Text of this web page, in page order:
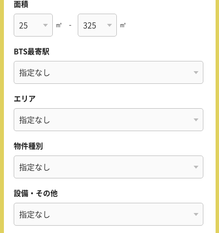
面積
㎡ - ㎡
BTS最寄駅
エリア
物件種別
設備・その他